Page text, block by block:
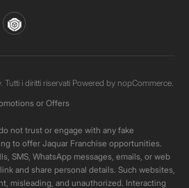
i diritti riservati Powered by nopCommerce.
or Offers
not trust or engage with any fake
to offer Jaquar Franchise opportunities.
SMS, WhatsApp messages, emails, or web
and share personal details. Such websites,
misleading, and unauthorized. Interacting